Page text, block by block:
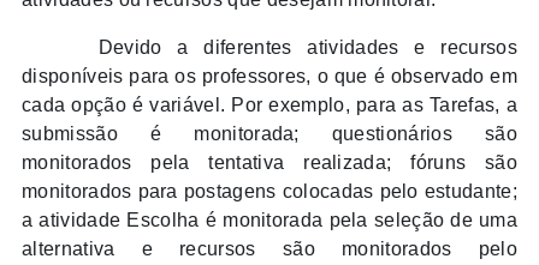
Devido a diferentes atividades e recursos
disponíveis para os professores, o que é observado em
cada opção é variável. Por exemplo, para as Tarefas, a
submissão é monitorada; questionários são
monitorados pela tentativa realizada; fóruns são
monitorados para postagens colocadas pelo estudante;
a atividade Escolha é monitorada pela seleção de uma
alternativa e recursos são monitorados pelo